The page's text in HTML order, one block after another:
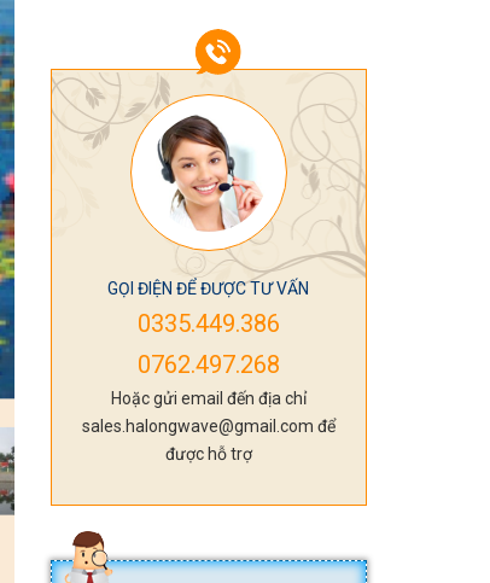
GỌI ĐIỆN ĐỂ ĐƯỢC TƯ VẤN
0335.449.386
0762.497.268
Hoặc gửi email đến địa chỉ
sales.halongwave@gmail.com để
được hỗ trợ